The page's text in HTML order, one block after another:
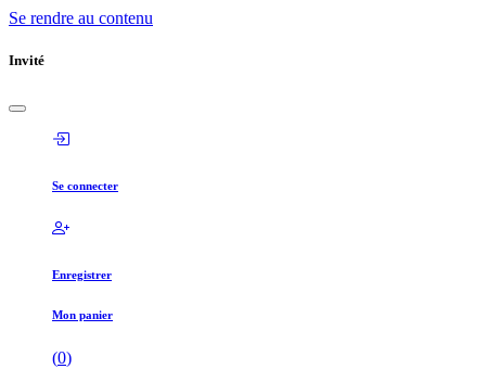
Se rendre au contenu
Invité
Se connecter
Enregistrer
Mon panier
(0)